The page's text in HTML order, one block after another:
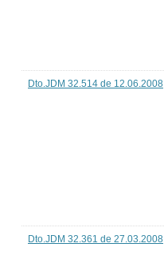
Dto.JDM 32.514 de 12.06.2008
Dto.JDM 32.361 de 27.03.2008